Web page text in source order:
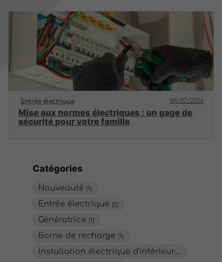
Catégories
Nouveauté (1)
Entrée électrique (2)
Génératrice (1)
Borne de recharge (1)
Installation électrique d'intérieur/extérieur
Entrée électrique 04/07/2026
Mise aux normes électriques : un gage de
sécurité pour votre famille